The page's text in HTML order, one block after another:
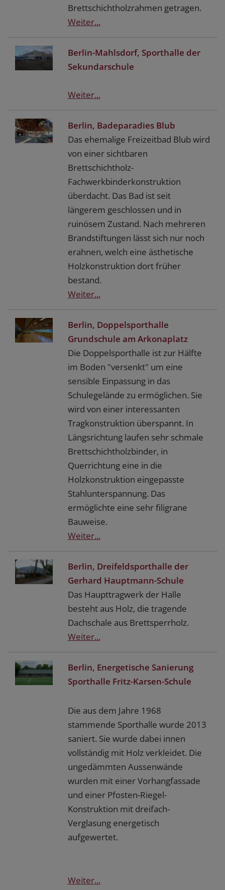
Brettschichtholzrahmen getragen.
Weiter...
Berlin-Mahlsdorf, Sporthalle der
Sekundarschule
Weiter...
Berlin, Badeparadies Blub
Das ehemalige Freizeitbad Blub wird
von einer sichtbaren
Brettschichtholz-
Fachwerkbinderkonstruktion
überdacht. Das Bad ist seit
längerem geschlossen und in
ruinösem Zustand. Nach mehreren
Brandstiftungen lässt sich nur noch
erahnen, welch eine ästhetische
Holzkonstruktion dort früher
bestand.
Weiter...
Berlin, Doppelsporthalle
Grundschule am Arkonaplatz
Die Doppelsporthalle ist zur Hälfte
im Boden "versenkt" um eine
sensible Einpassung in das
Schulegelände zu ermöglichen. Sie
wird von einer interessanten
Tragkonstruktion überspannt. In
Längsrichtung laufen sehr schmale
Brettschichtholzbinder, in
Querrichtung eine in die
Holzkonstruktion eingepasste
Stahlunterspannung. Das
ermöglichte eine sehr filigrane
Bauweise.
Weiter...
Berlin, Dreifeldsporthalle der
Gerhard Hauptmann-Schule
Das Haupttragwerk der Halle
besteht aus Holz, die tragende
Dachschale aus Brettsperrholz.
Weiter...
Berlin, Energetische Sanierung
Sporthalle Fritz-Karsen-Schule
Die aus dem Jahre 1968
stammende Sporthalle wurde 2013
saniert. Sie wurde dabei innen
vollständig mit Holz verkleidet. Die
ungedämmten Aussenwände
wurden mit einer Vorhangfassade
und einer Pfosten-Riegel-
Konstruktion mit dreifach-
Verglasung energetisch
aufgewertet.
Weiter...